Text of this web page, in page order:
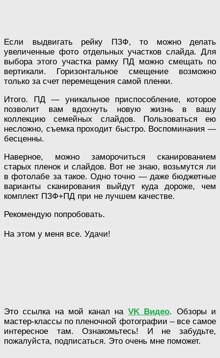
Если выдвигать рейку ПЗФ, то можно делать
увеличенные фото отдельных участков слайда. Для
выбора этого участка рамку ПД можно смещать по
вертикали. Горизонтальное смещение возможно
только за счет перемещения самой пленки.
Итого. ПД — уникальное приспособление, которое
позволит вам вдохнуть новую жизнь в вашу
коллекцию семейных слайдов. Пользоваться ею
несложно, съемка проходит быстро. Воспоминания —
бесценны.
Наверное, можно заморочиться сканированием
старых пленок и слайдов. Вот не знаю, возьмутся ли
в фотолабе за такое. Одно точно — даже бюджетные
варианты сканирования выйдут куда дороже, чем
комплект ПЗФ+ПД при не лучшем качестве.
Рекомендую попробовать.
На этом у меня все. Удачи!
Это ссылка на мой канал на VK Видео. Обзоры и
мастер-классы по пленочной фотографии – все самое
интересное там. Ознакомьтесь! И не забудьте,
пожалуйста, подписаться. Это очень мне поможет.